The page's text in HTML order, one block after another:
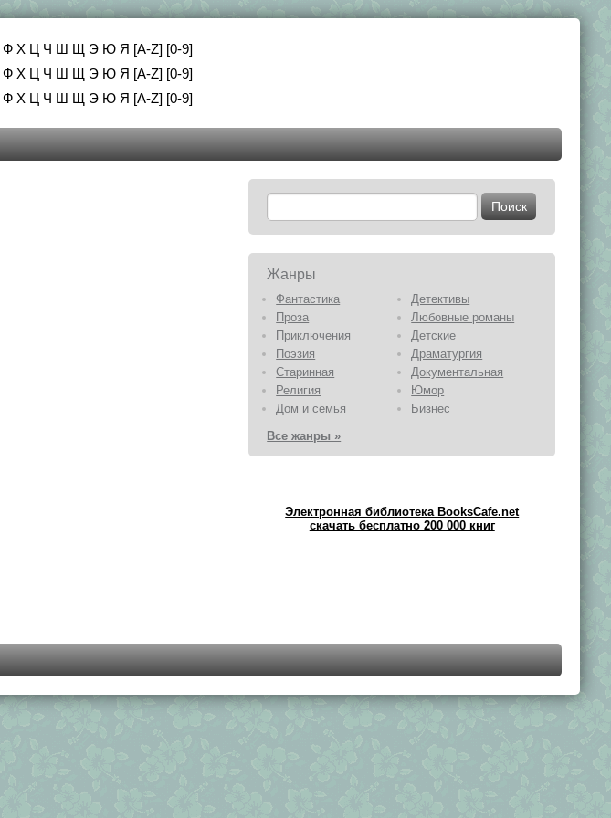
Ф Х Ц Ч Ш Щ Э Ю Я [A-Z] [0-9]
Ф Х Ц Ч Ш Щ Э Ю Я [A-Z] [0-9]
Ф Х Ц Ч Ш Щ Э Ю Я [A-Z] [0-9]
Жанры
Фантастика
Детективы
Проза
Любовные романы
Приключения
Детские
Поэзия
Драматургия
Старинная
Документальная
Религия
Юмор
Дом и семья
Бизнес
Все жанры »
Электронная библиотека BooksCafe.net
скачать бесплатно 200 000 книг